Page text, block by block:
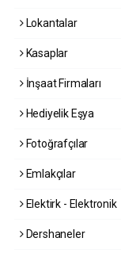
Lokantalar
Kasaplar
İnşaat Firmaları
Hediyelik Eşya
Fotoğrafçılar
Emlakçılar
Elektirk - Elektronik
Dershaneler